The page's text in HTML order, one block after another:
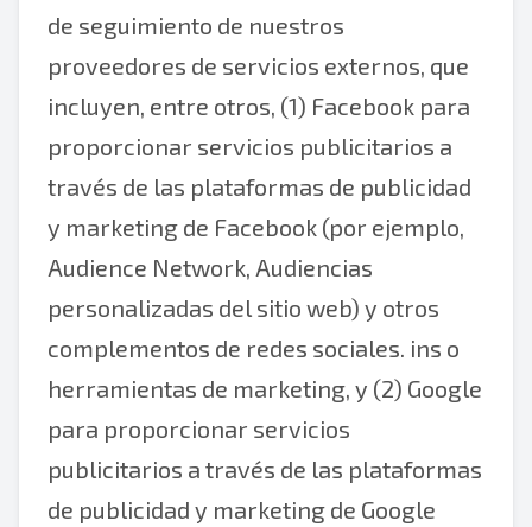
de seguimiento de nuestros
proveedores de servicios externos, que
incluyen, entre otros, (1) Facebook para
proporcionar servicios publicitarios a
través de las plataformas de publicidad
y marketing de Facebook (por ejemplo,
Audience Network, Audiencias
personalizadas del sitio web) y otros
complementos de redes sociales. ins o
herramientas de marketing, y (2) Google
para proporcionar servicios
publicitarios a través de las plataformas
de publicidad y marketing de Google